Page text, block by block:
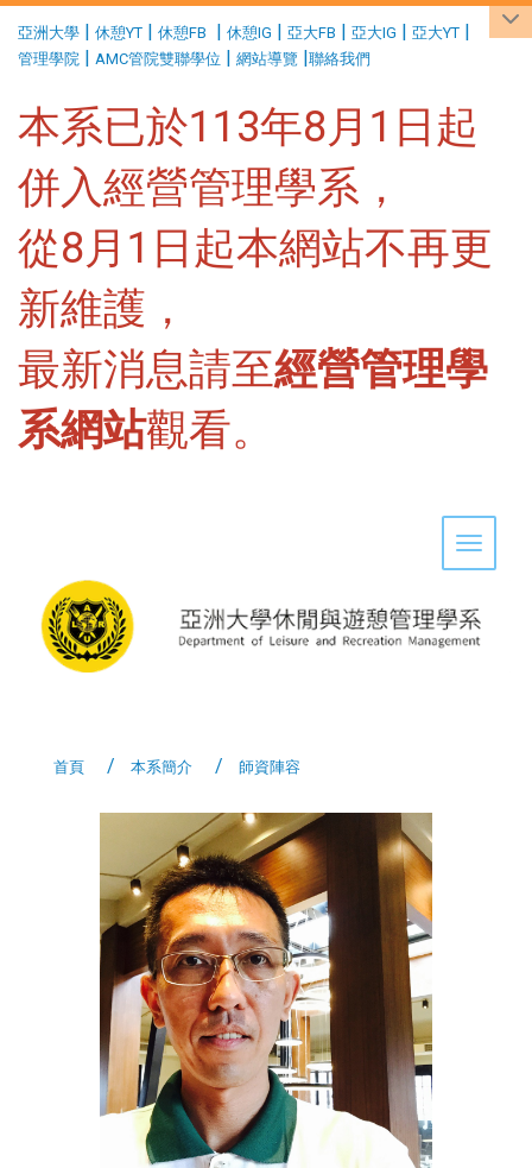
亞洲大學 | 休憩YT | 休憩FB | 休憩IG | 亞大FB | 亞大IG | 亞大YT |
管理學院 | AMC管院雙聯學位 | 網站導覽 |聯絡我們
本系已於113年8月1日起
併入經營管理學系，
從8月1日起本網站不再更
新維護，
最新消息請至經營管理學
系網站觀看。
Toggle
首頁 本系簡介 師資陣容